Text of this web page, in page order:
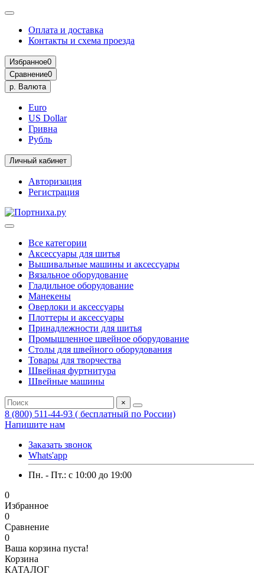
Оплата и доставка
Контакты и схема проезда
Избранное0
Сравнение0
р. Валюта
Euro
US Dollar
Гривна
Рубль
Личный кабинет
Авторизация
Регистрация
Все категории
Аксессуары для шитья
Вышивальные машины и аксессуары
Вязальное оборудование
Гладильное оборудование
Манекены
Оверлоки и аксессуары
Плоттеры и аксессуары
Принадлежности для шитья
Промышленное швейное оборудование
Столы для швейного оборудования
Товары для творчества
Швейная фуртнитура
Швейные машины
×
8 (800) 511-44-93 ( бесплатный по России)
Напишите нам
Заказать звонок
Whats'app
Пн. - Пт.: c 10:00 до 19:00
0
Избранное
0
Сравнение
0
Ваша корзина пуста!
Корзина
КАТАЛОГ